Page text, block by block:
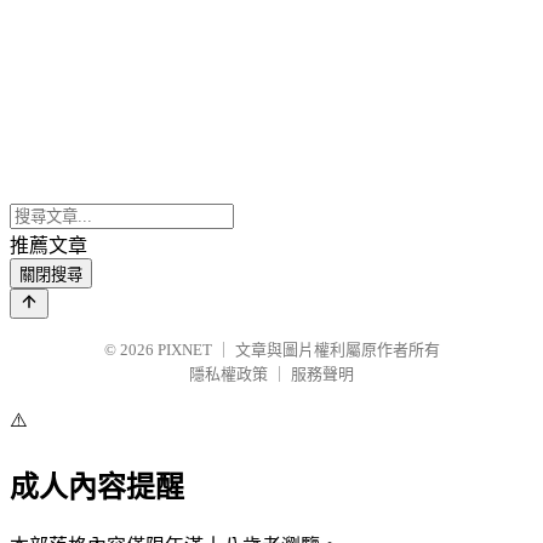
推薦文章
關閉搜尋
© 2026 PIXNET
文章與圖片權利屬原作者所有
隱私權政策
服務聲明
⚠️
成人內容提醒